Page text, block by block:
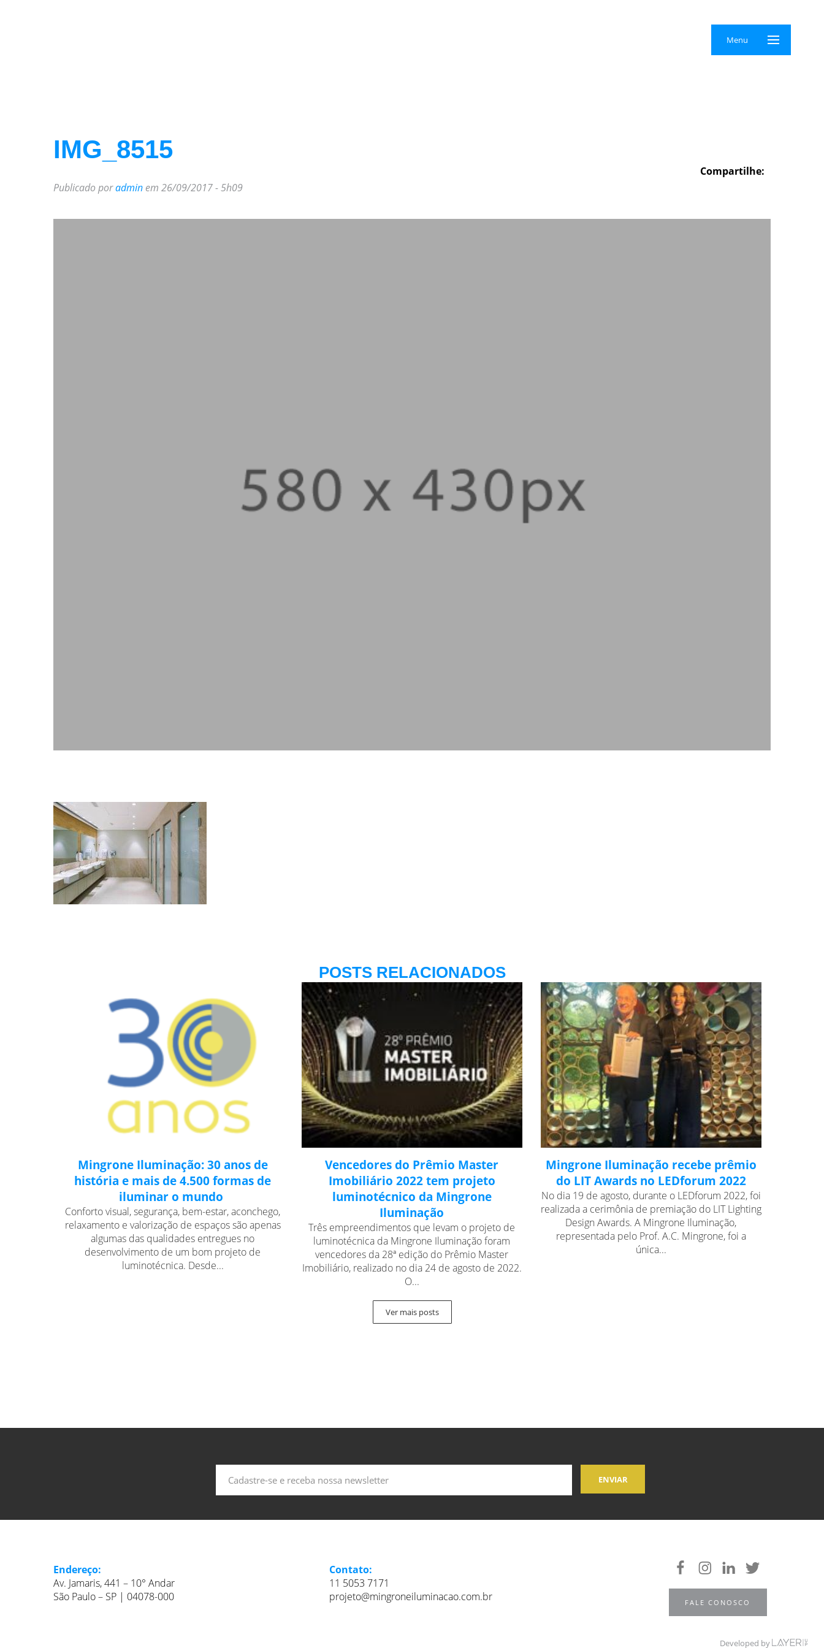
Menu
IMG_8515
Compartilhe:
Publicado poradmin em 26/09/2017 - 5h09
POSTS RELACIONADOS
Mingrone Iluminação: 30 anos de
história e mais de 4.500 formas de
iluminar o mundo
Conforto visual, segurança, bem-estar, aconchego,
relaxamento e valorização de espaços são apenas
algumas das qualidades entregues no
desenvolvimento de um bom projeto de
luminotécnica. Desde...
Vencedores do Prêmio Master
Imobiliário 2022 tem projeto
luminotécnico da Mingrone
Iluminação
Três empreendimentos que levam o projeto de
luminotécnica da Mingrone Iluminação foram
vencedores da 28ª edição do Prêmio Master
Imobiliário, realizado no dia 24 de agosto de 2022.
O...
Mingrone Iluminação recebe prêmio
do LIT Awards no LEDforum 2022
No dia 19 de agosto, durante o LEDforum 2022, foi
realizada a cerimônia de premiação do LIT Lighting
Design Awards. A Mingrone Iluminação,
representada pelo Prof. A.C. Mingrone, foi a
única...
Ver mais posts
Endereço:
Av. Jamaris, 441 – 10° Andar
São Paulo – SP | 04078-000
Contato:
11 5053 7171
projeto@mingroneiluminacao.com.br
FALE CONOSCO
Developed by